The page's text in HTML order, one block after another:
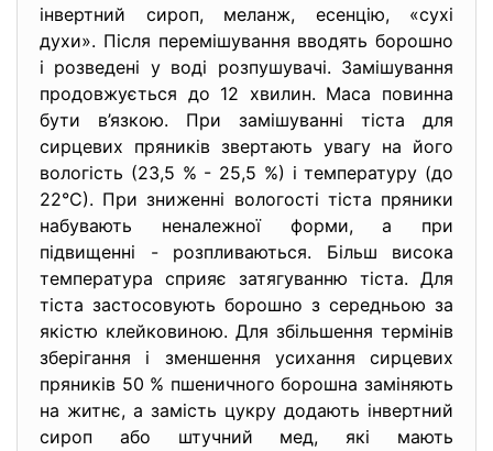
інвертний сироп, меланж, есенцію, «сухі
духи». Після перемішування вводять борошно
і розведені у воді розпушувачі. Замішування
продовжується до 12 хвилин. Маса повинна
бути в’язкою. При замішуванні тіста для
сирцевих пряників звертають увагу на його
вологість (23,5 % - 25,5 %) і температуру (до
22°С). При зниженні вологості тіста пряники
набувають неналежної форми, а при
підвищенні - розпливаються. Більш висока
температура сприяє затягуванню тіста. Для
тіста застосовують борошно з середньою за
якістю клейковиною. Для збільшення термінів
зберігання і зменшення усихання сирцевих
пряників 50 % пшеничного борошна заміняють
на житнє, а замість цукру додають інвертний
сироп або штучний мед, які мають